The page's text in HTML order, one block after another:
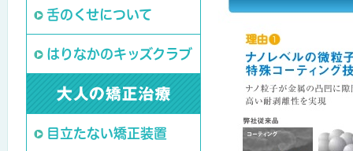
舌のくせについて
はりなかのキッズクラブ
目立たない矯正装置